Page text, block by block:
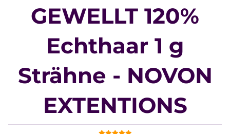
GEWELLT 120%
Echthaar 1 g
Strähne - NOVON
EXTENTIONS